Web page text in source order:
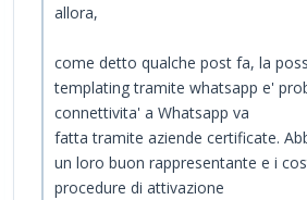
allora,
come detto qualche post fa, la
templating tramite whatsapp e'
connettivita' a Whatsapp va
fatta tramite aziende certificate.
un loro buon rappresentante e i
procedure di attivazione